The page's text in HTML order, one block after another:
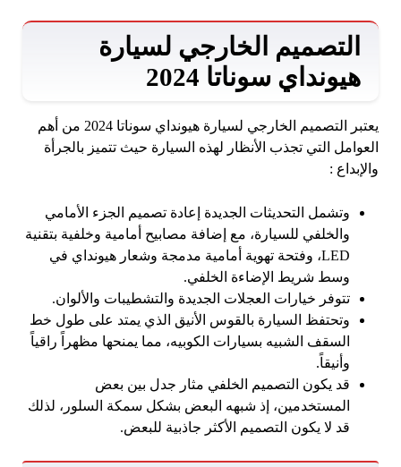
التصميم الخارجي لسيارة
هيونداي سوناتا 2024
يعتبر التصميم الخارجي لسيارة هيونداي سوناتا 2024 من أهم
العوامل التي تجذب الأنظار لهذه السيارة حيث تتميز بالجرأة
والإبداع :
وتشمل التحديثات الجديدة إعادة تصميم الجزء الأمامي
والخلفي للسيارة، مع إضافة مصابيح أمامية وخلفية بتقنية
LED، وفتحة تهوية أمامية مدمجة وشعار هيونداي في
وسط شريط الإضاءة الخلفي.
تتوفر خيارات العجلات الجديدة والتشطيبات والألوان.
وتحتفظ السيارة بالقوس الأنيق الذي يمتد على طول خط
السقف الشبيه بسيارات الكوبيه، مما يمنحها مظهراً راقياً
وأنيقاً.
قد يكون التصميم الخلفي مثار جدل بين بعض
المستخدمين، إذ شبهه البعض بشكل سمكة السلور، لذلك
قد لا يكون التصميم الأكثر جاذبية للبعض.